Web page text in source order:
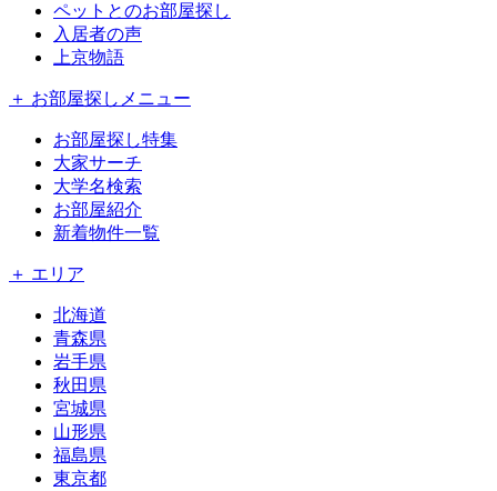
ペットとのお部屋探し
入居者の声
上京物語
＋ お部屋探しメニュー
お部屋探し特集
大家サーチ
大学名検索
お部屋紹介
新着物件一覧
＋ エリア
北海道
青森県
岩手県
秋田県
宮城県
山形県
福島県
東京都